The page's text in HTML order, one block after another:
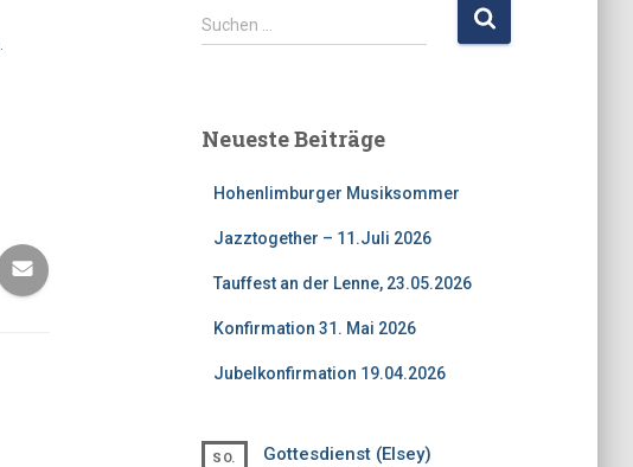
S
u
n
Suchen …
Neueste Beiträge
Hohenlimburger Musiksommer
Jazztogether – 11.Juli 2026
Tauffest an der Lenne, 23.05.2026
Konfirmation 31. Mai 2026
Jubelkonfirmation 19.04.2026
SO.
Gottesdienst (Elsey)